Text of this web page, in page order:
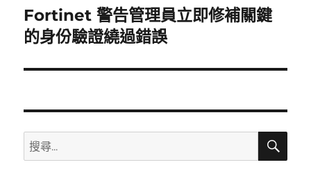
下
一
文
Fortinet 警告管理員立即修補關鍵
的身份驗證繞過錯誤
搜
尋
搜